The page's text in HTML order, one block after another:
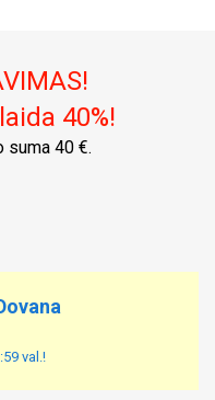
40%!
suma 40 €.
val.!